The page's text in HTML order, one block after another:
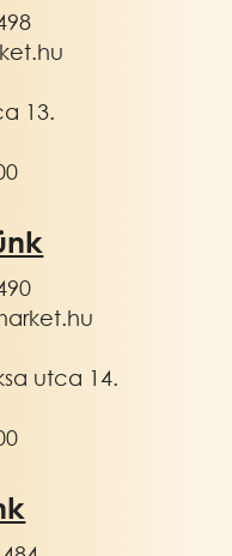
13.
utca 14.